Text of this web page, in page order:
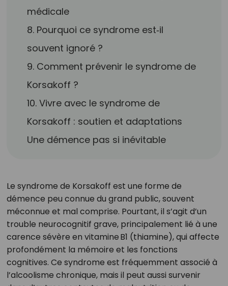
médicale
8. Pourquoi ce syndrome est‑il
souvent ignoré ?
9. Comment prévenir le syndrome de
Korsakoff ?
10. Vivre avec le syndrome de
Korsakoff : soutien et adaptations
Une démence pas si inévitable
Le syndrome de Korsakoff est une forme de
démence peu connue du grand public, souvent
méconnue et mal comprise. Pourtant, il s’agit d’un
trouble neurocognitif grave, principalement lié à une
carence sévère en vitamine B1 (thiamine), qui affecte
profondément la mémoire et les fonctions
cognitives. Ce syndrome est fréquemment associé à
l’alcoolisme chronique, mais il peut aussi survenir